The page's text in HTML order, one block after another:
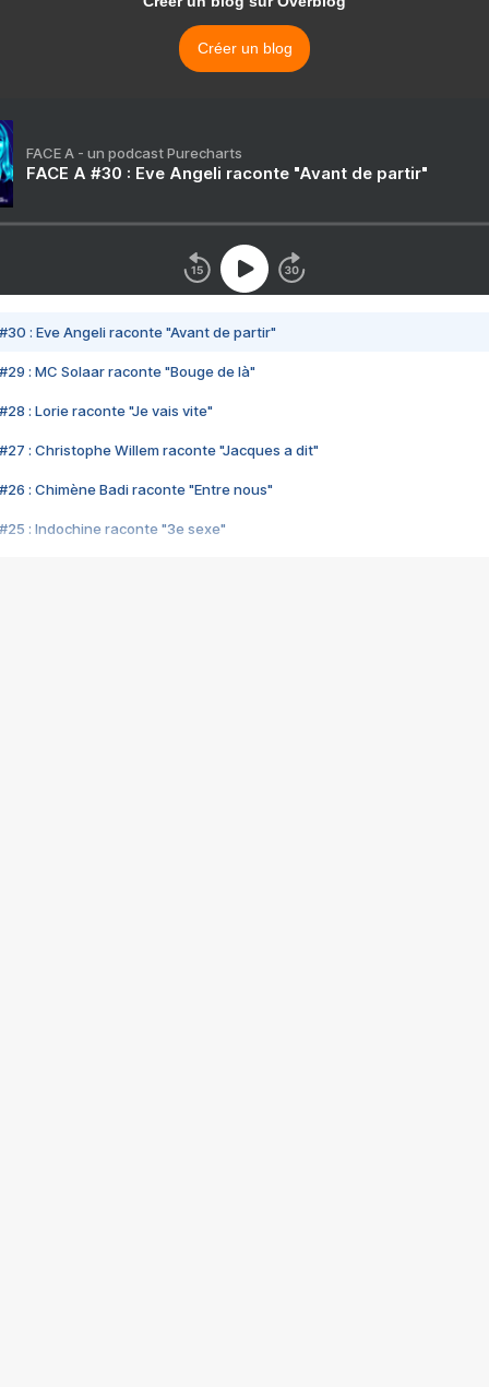
Créer un blog
FACE A - un podcast Purecharts
FACE A #30 : Eve Angeli raconte "Avant de partir"
#30 : Eve Angeli raconte "Avant de partir"
#29 : MC Solaar raconte "Bouge de là"
#28 : Lorie raconte "Je vais vite"
#27 : Christophe Willem raconte "Jacques a dit"
#26 : Chimène Badi raconte "Entre nous"
#25 : Indochine raconte "3e sexe"